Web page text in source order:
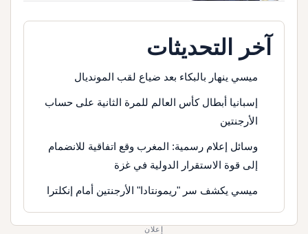
آخر التحديثات
ميسي ينهار بالبكاء بعد ضياع لقب المونديال
إسبانيا أبطال كأس العالم للمرة الثانية على حساب
الأرجنتين
وسائل إعلام رسمية: المغرب وقع اتفاقية للانضمام
إلى قوة الاستقرار الدولية في غزة
ميسي يكشف سر "ريمونتادا" الأرجنتين أمام إنكلترا
إعلان